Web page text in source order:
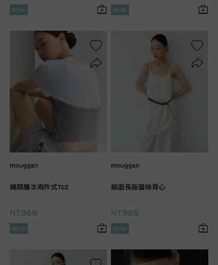
NEW NEW
mouggan
繞頸層次兩件式TEE
NT.980
NEW
mouggan
緞面長版蕾絲背心
NT.980
NEW